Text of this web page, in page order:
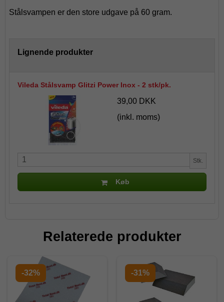
Stålsvampen er den store udgave på 60 gram.
Lignende produkter
Vileda Stålsvamp Glitzi Power Inox - 2 stk/pk.
39,00 DKK
(inkl. moms)
Stk.
Køb
Relaterede produkter
-32% -31%